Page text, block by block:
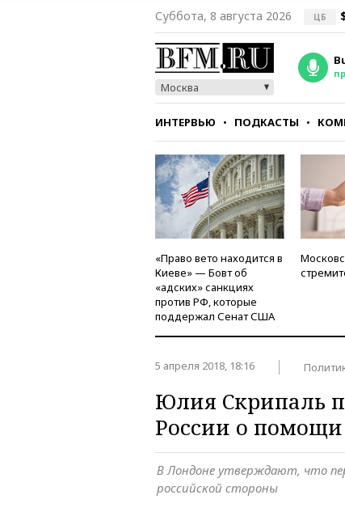
Суббота, 8 августа 2026 ЦБ
Москва
ИНТЕРВЬЮ ПОДКАСТЫ
СТИЛЬ ТЕСТЫ
«Право вето находится в
Киеве» — Бовт об
«адских» санкциях
против РФ, которые
поддержал Сенат США
5 апреля 2018, 18:16
Юлия Скрипаль
России о помощи
В Лондоне утверждают, что
российской стороны